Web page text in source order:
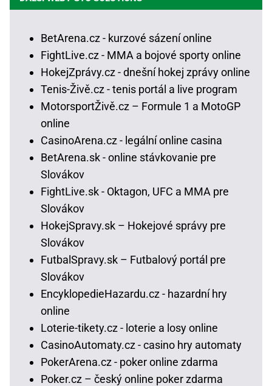
BetArena.cz - kurzové sázení online
FightLive.cz - MMA a bojové sporty online
HokejZprávy.cz - dnešní hokej zprávy online
Tenis-Živě.cz - tenis portál a live program
MotorsportŽivě.cz – Formule 1 a MotoGP
online
CasinoArena.cz - legální online casina
BetArena.sk - online stávkovanie pre
Slovákov
FightLive.sk - Oktagon, UFC a MMA pre
Slovákov
HokejSpravy.sk – Hokejové správy pre
Slovákov
FutbalSpravy.sk – Futbalový portál pre
Slovákov
EncyklopedieHazardu.cz - hazardní hry
online
Loterie-tikety.cz - loterie a losy online
CasinoAutomaty.cz - casino hry automaty
PokerArena.cz - poker online zdarma
Poker.cz – český online poker zdarma